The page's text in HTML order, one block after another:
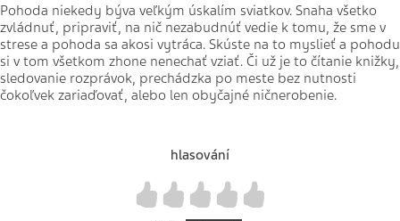
Pohoda niekedy býva veľkým úskalím sviatkov. Snaha všetko
zvládnuť, pripraviť, na nič nezabudnúť vedie k tomu, že sme v
strese a pohoda sa akosi vytráca. Skúste na to myslieť a pohodu
si v tom všetkom zhone nenechať vziať. Či už je to čítanie knižky,
sledovanie rozprávok, prechádzka po meste bez nutnosti
čokoľvek zariaďovať, alebo len obyčajné ničnerobenie.
hlasování
4
3
2
1